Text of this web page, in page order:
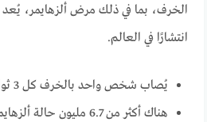
الخرف، بما في ذلك مرض ألزهايمر،
انتشارًا في العالم.
يُصاب شخص واحد بالخرف كل 3 ثوانٍ عالميًا
هناك أكثر من 6.7 مليون حالة ألزهايمر في الولايات المتحدة